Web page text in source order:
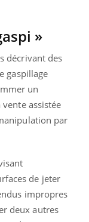
»
décrivant des
gaspillage
un
assistée
par
de jeter
impropres
deux autres